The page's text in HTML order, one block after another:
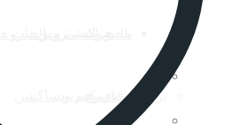
شیلد بچگانه
ماسک بزرگسال و اطفال
درناژ زخم و ساکشن
ترازو و قدسنج